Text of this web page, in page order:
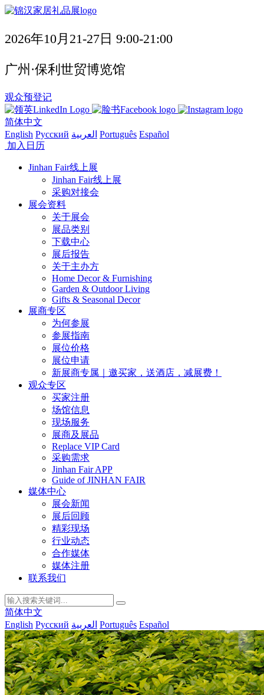
2026年10月21-27日 9:00-21:00
广州·保利世贸博览馆
观众预登记
简体中文
English Русский العربية Português Español
加入日历
Jinhan Fair线上展
Jinhan Fair线上展
采购对接会
展会资料
关于展会
展品类别
下载中心
展后报告
关于主办方
Home Decor & Furnishing
Garden & Outdoor Living
Gifts & Seasonal Decor
展商专区
为何参展
参展指南
展位价格
展位申请
新展商专属｜邀买家，送酒店，减展费！
观众专区
买家注册
场馆信息
现场服务
展商及展品
Replace VIP Card
采购需求
Jinhan Fair APP
Guide of JINHAN FAIR
媒体中心
展会新闻
展后回顾
精彩现场
行业动态
合作媒体
媒体注册
联系我们
简体中文
English Русский العربية Português Español